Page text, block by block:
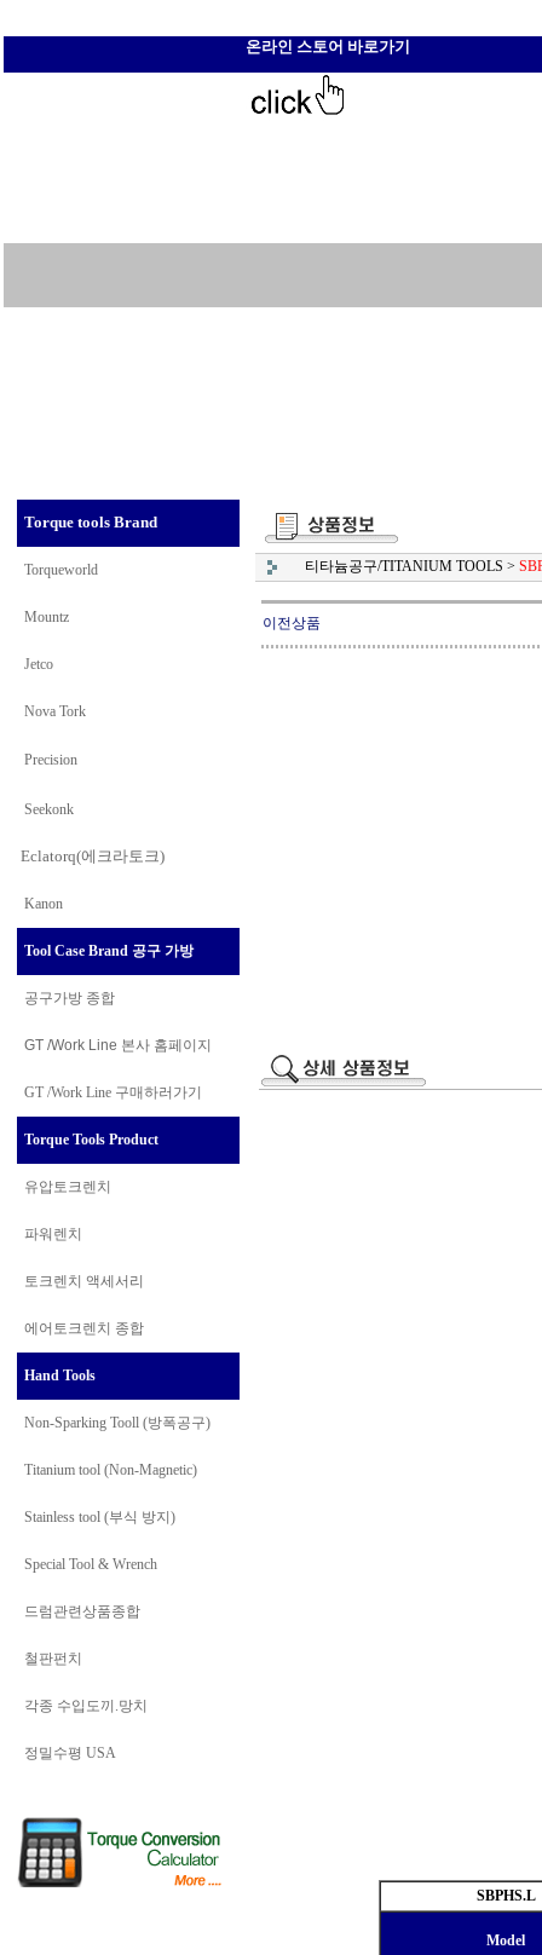
온라인 스토어 바로가기
Torque tools Brand
Torqueworld
Mountz
Jetco
Nova Tork
Precision
Seekonk
Eclatorq(에크라토크)
Kanon
Tool Case Brand 공구 가방
공구가방 종합
GT /Work Line 본사 홈페이지
GT /Work Line 구매하러가기
Torque Tools Product
유압토크렌치
파워렌치
토크렌치 액세서리
에어토크렌치 종합
Hand Tools
Non-Sparking Tooll (방폭공구)
Titanium tool (Non-Magnetic)
Stainless tool (부식 방지)
Special Tool & Wrench
드럼관련상품종합
철판펀치
각종 수입도끼.망치
정밀수평 USA
티타늄공구/TITANIUM TOOLS >
이전상품
SBPHS.L
Model